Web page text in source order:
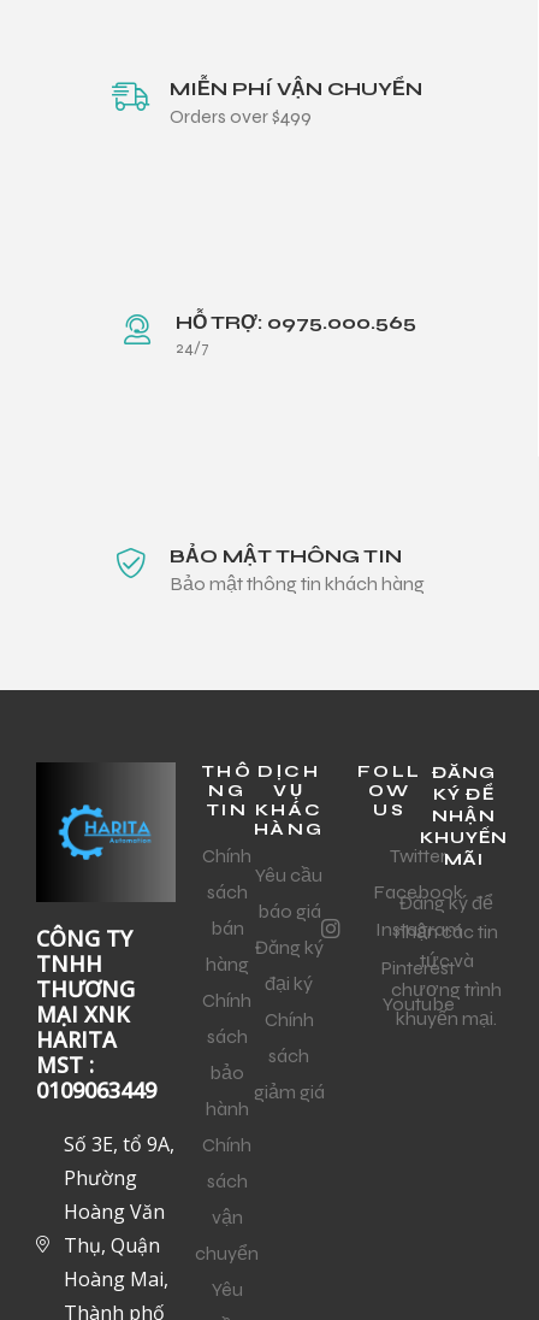
MIỄN PHÍ VẬN CHUYỂN
Orders over $499
HỖ TRỢ: 0975.000.565
24/7
BẢO MẬT THÔNG TIN
Bảo mật thông tin khách hàng
CÔNG TY
TNHH
THƯƠNG
MẠI XNK
HARITA
MST :
0109063449
Số 3E, tổ 9A,
Phường
Hoàng Văn
Thụ, Quận
Hoàng Mai,
Thành phố
THÔ
NG
TIN
Chính
sách
bán
hàng
Chính
sách
bảo
hành
Chính
sách
vận
chuyển
Yêu
DỊCH
VỤ
KHÁC
HÀNG
Yêu cầu
báo giá
Đăng ký
đại ký
Chính
sách
giảm giá
FOLL
OW
US
Twitter
Facebook
Instagram
Pinterest
Youtube
ĐĂNG
KÝ ĐỂ
NHẬN
KHUYẾN
MÃI
Đăng ký để
nhận các tin
tức và
chương trình
khuyến mại.